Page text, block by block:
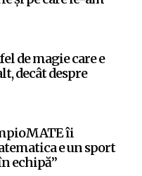
de magie care e
decât despre
îi
e un sport
echipă”